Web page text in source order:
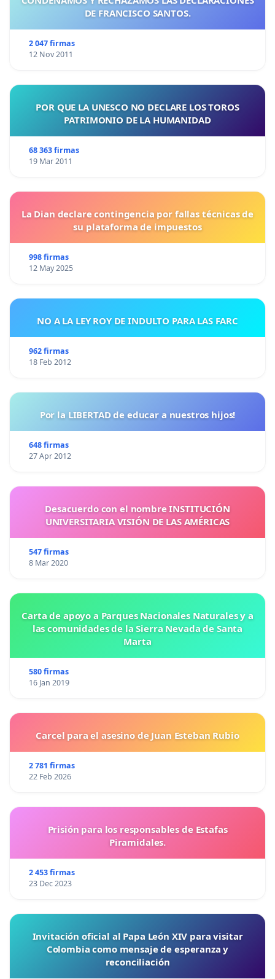
DE FRANCISCO SANTOS.
2 047 firmas
12 Nov 2011
POR QUE LA UNESCO NO DECLARE LOS TOROS
PATRIMONIO DE LA HUMANIDAD
68 363 firmas
19 Mar 2011
La Dian declare contingencia por fallas técnicas de
su plataforma de impuestos
998 firmas
12 May 2025
NO A LA LEY ROY DE INDULTO PARA LAS FARC
962 firmas
18 Feb 2012
Por la LIBERTAD de educar a nuestros hijos!
648 firmas
27 Apr 2012
Desacuerdo con el nombre INSTITUCIÓN
UNIVERSITARIA VISIÓN DE LAS AMÉRICAS
547 firmas
8 Mar 2020
Carta de apoyo a Parques Nacionales Naturales y a
las comunidades de la Sierra Nevada de Santa
Marta
580 firmas
16 Jan 2019
Carcel para el asesino de Juan Esteban Rubio
2 781 firmas
22 Feb 2026
Prisión para los responsables de Estafas
Piramidales.
2 453 firmas
23 Dec 2023
Invitación oficial al Papa León XIV para visitar
Colombia como mensaje de esperanza y
reconciliación